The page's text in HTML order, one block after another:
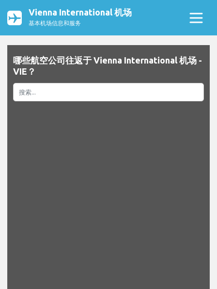
Vienna International 机场
基本机场信息和服务
哪些航空公司往返于 Vienna International 机场 -
VIE？